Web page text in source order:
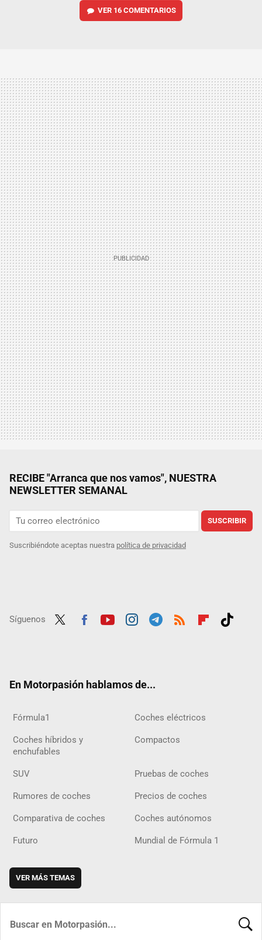
VER 16 COMENTARIOS
RECIBE "Arranca que nos vamos", NUESTRA
NEWSLETTER SEMANAL
SUSCRIBIR
Suscribiéndote aceptas nuestra política de privacidad
Síguenos
En Motorpasión hablamos de...
Fórmula1 Coches eléctricos
Coches híbridos y
enchufables
Compactos
SUV Pruebas de coches
Rumores de coches Precios de coches
Comparativa de coches Coches autónomos
Futuro Mundial de Fórmula 1
VER MÁS TEMAS